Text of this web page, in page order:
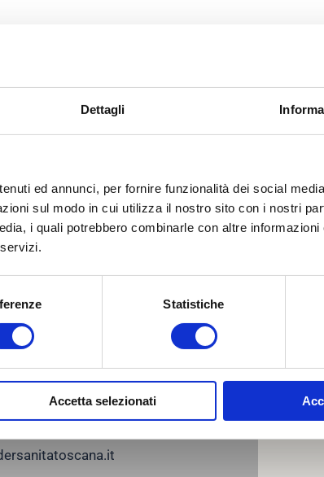
Dettagli
ed annunci, per fornire funzionalità dei social
sul modo in cui utilizza il nostro sito con i nostri
i quali potrebbero combinarle con altre informazioni
Statistiche
Accetta selezionati
le sue discipline di riferimento sono la
di Firenze, il suo principale campo di studi è il gioco
del Piano Regionale di contrasto alla diffusione
videogiochi.
Italia, 17 50122 Firenze
Dove